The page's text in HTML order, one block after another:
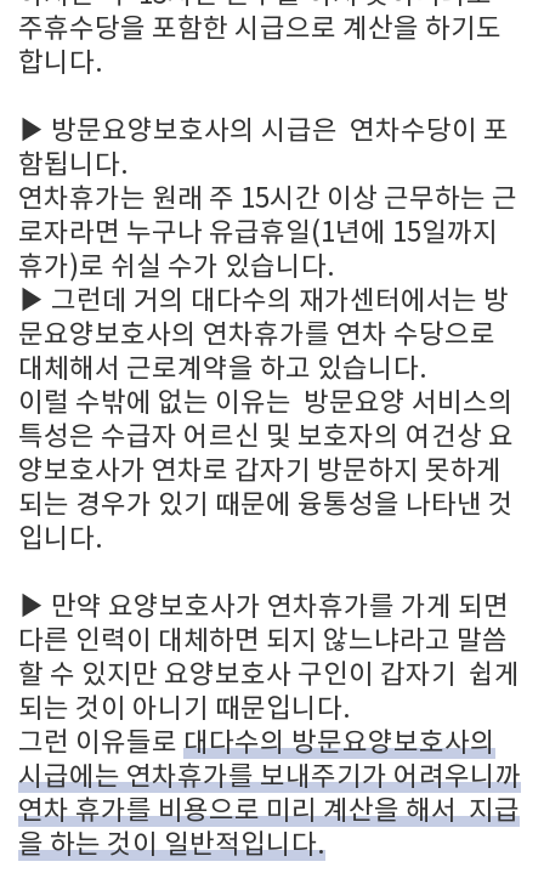
주휴수당을 포함한 시급으로 계산을 하기도
합니다.
▶ 방문요양보호사의 시급은 연차수당이 포
함됩니다.
연차휴가는 원래 주 15시간 이상 근무하는 근
로자라면 누구나 유급휴일(1년에 15일까지
휴가)로 쉬실 수가 있습니다.
▶ 그런데 거의 대다수의 재가센터에서는 방
문요양보호사의 연차휴가를 연차 수당으로
대체해서 근로계약을 하고 있습니다.
이럴 수밖에 없는 이유는 방문요양 서비스의
특성은 수급자 어르신 및 보호자의 여건상 요
양보호사가 연차로 갑자기 방문하지 못하게
되는 경우가 있기 때문에 융통성을 나타낸 것
입니다.
▶ 만약 요양보호사가 연차휴가를 가게 되면
다른 인력이 대체하면 되지 않느냐라고 말씀
할 수 있지만 요양보호사 구인이 갑자기 쉽게
되는 것이 아니기 때문입니다.
그런 이유들로 대다수의 방문요양보호사의
시급에는 연차휴가를 보내주기가 어려우니까
연차 휴가를 비용으로 미리 계산을 해서 지급
을 하는 것이 일반적입니다.